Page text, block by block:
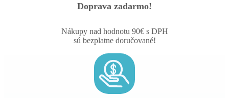
Doprava zadarmo!
Nákupy nad hodnotu 90€ s DPH
sú bezplatne doručované!